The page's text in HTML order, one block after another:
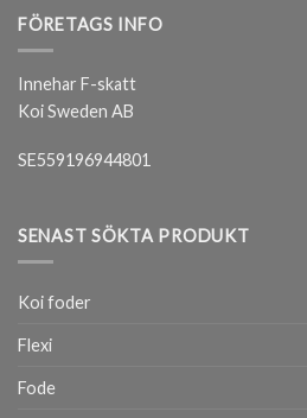
FÖRETAGS INFO
Innehar F-skatt
Koi Sweden AB
SE559196944801
SENAST SÖKTA PRODUKT
Koi foder
Flexi
Fode